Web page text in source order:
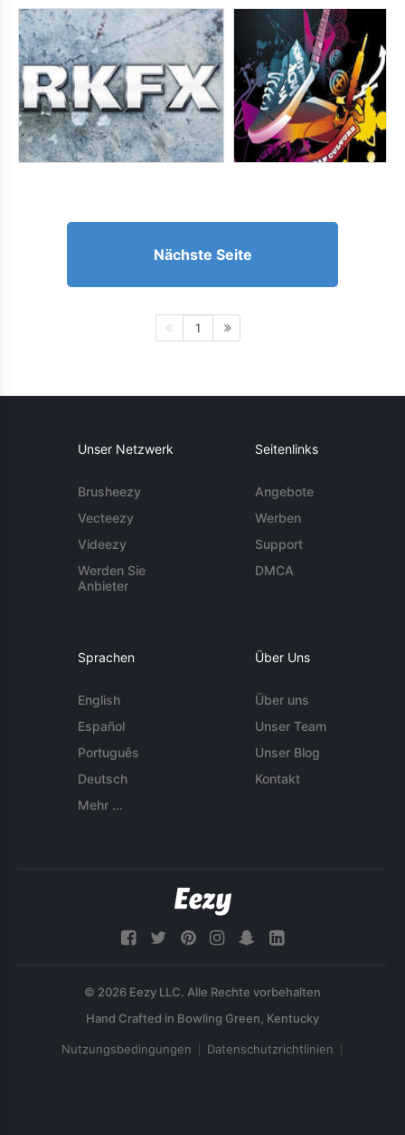
Nächste Seite
1
Unser Netzwerk
Brusheezy
Vecteezy
Videezy
Werden Sie
Anbieter
Seitenlinks
Angebote
Werben
Support
DMCA
Sprachen
English
Español
Português
Deutsch
Mehr ...
Über Uns
Über uns
Unser Team
Unser Blog
Kontakt
© 2026 Eezy LLC. Alle Rechte vorbehalten
Nutzungsbedingungen Datenschutzrichtlinien